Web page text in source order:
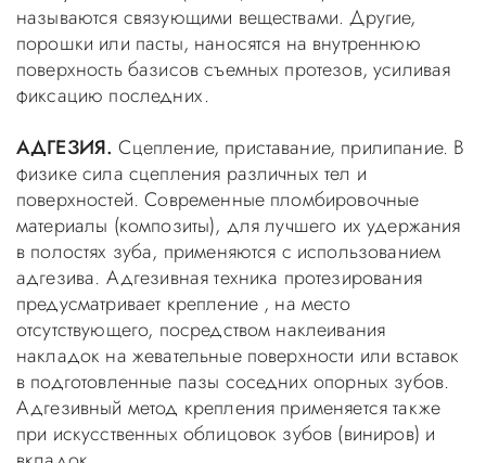
называются связующими веществами. Другие,
порошки или пасты, наносятся на внутреннюю
поверхность базисов съемных протезов, усиливая
фиксацию последних.
АДГЕЗИЯ.Сцепление, приставание, прилипание. В
физике сила сцепления различных тел и
поверхностей. Современные пломбировочные
материалы (композиты), для лучшего их удержания
в полостях зуба, применяются с использованием
адгезива. Адгезивная техника протезирования
предусматривает крепление , на место
отсутствующего, посредством наклеивания
накладок на жевательные поверхности или вставок
в подготовленные пазы соседних опорных зубов.
Адгезивный метод крепления применяется также
при искусственных облицовок зубов (виниров) и